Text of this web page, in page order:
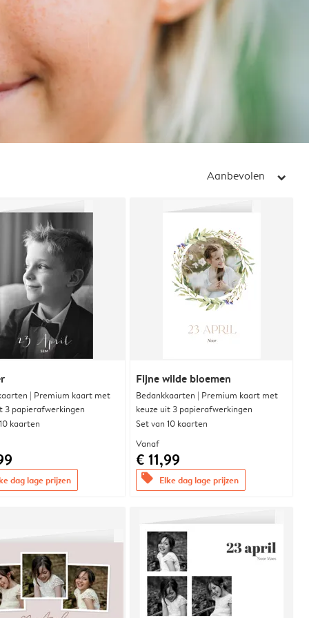
Aanbevolen arrow_right
| Premium kaart met
3 papierafwerkingen
kaarten
dag lage prijzen
Fijne wilde bloemen
Bedankkaarten | Premium kaart met
keuze uit 3 papierafwerkingen
Set van 10 kaarten
Vanaf
€ 11,99
offers Elke dag lage prijzen